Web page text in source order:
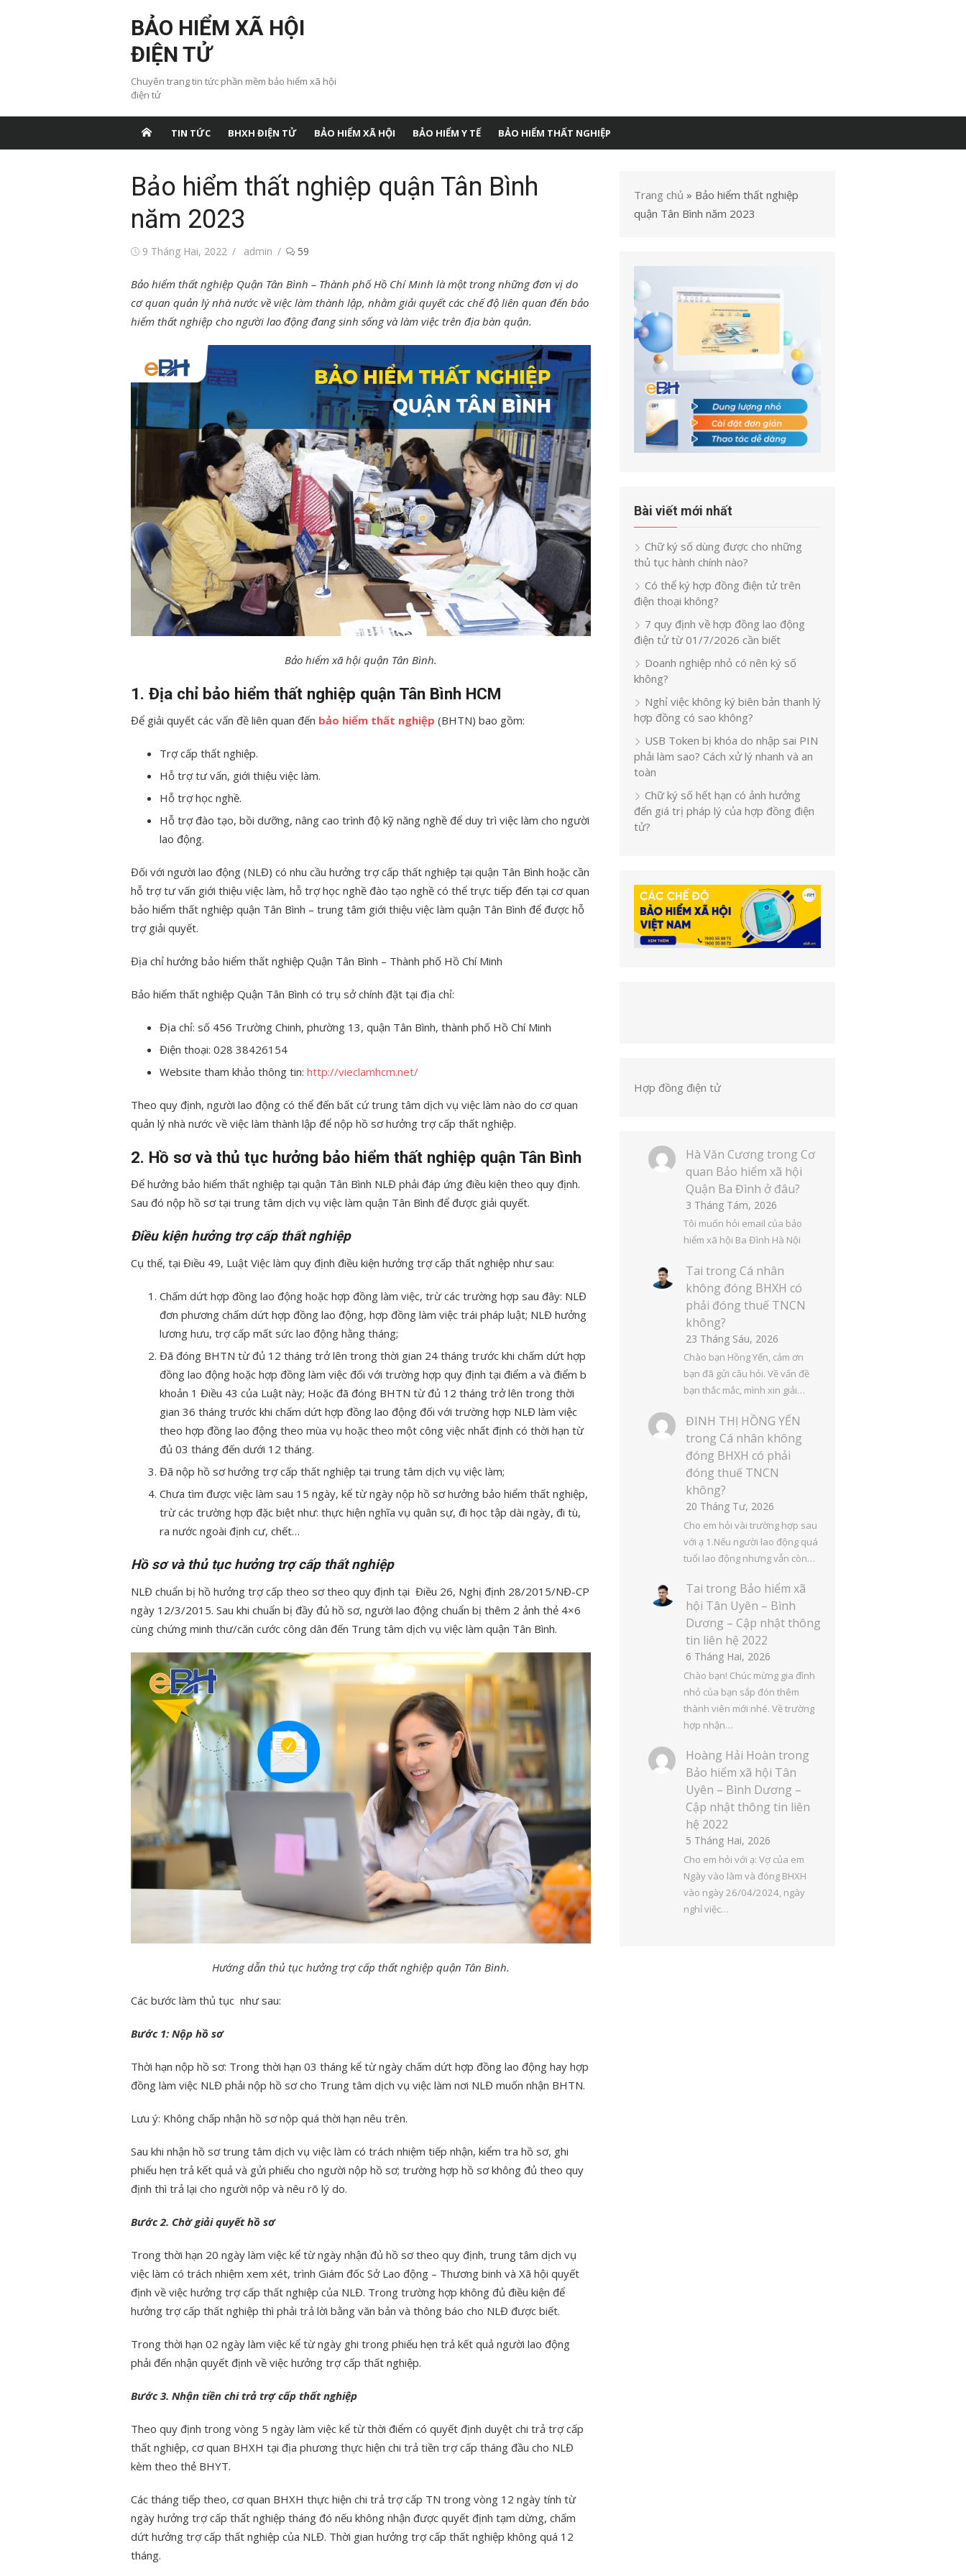
BẢO HIỂM XÃ HỘI
ĐIỆN TỬ
Chuyên trang tin tức phần mềm bảo hiểm xã hội
điện tử
TIN TỨC BHXH ĐIỆN TỬ BẢO HIỂM XÃ HỘI BẢO HIỂM Y TẾ BẢO HIỂM THẤT NGHIỆP
Bảo hiểm thất nghiệp quận Tân Bình
năm 2023
Đăng9 Tháng Hai, 2022
Tác
admin 59
Bảo hiểm thất nghiệp Quận Tân Bình – Thành phố Hồ Chí Minh là một trong những đơn vị do
cơ quan quản lý nhà nước về việc làm thành lập, nhằm giải quyết các chế độ liên quan đến bảo
hiểm thất nghiệp cho người lao động đang sinh sống và làm việc trên địa bàn quận.
Bảo hiểm xã hội quận Tân Bình.
1. Địa chỉ bảo hiểm thất nghiệp quận Tân Bình HCM
Để giải quyết các vấn đề liên quan đến bảo hiểm thất nghiệp (BHTN) bao gồm:
Trợ cấp thất nghiệp.
Hỗ trợ tư vấn, giới thiệu việc làm.
Hỗ trợ học nghề.
Hỗ trợ đào tạo, bồi dưỡng, nâng cao trình độ kỹ năng nghề để duy trì việc làm cho người
lao động.
Đối với người lao động (NLĐ) có nhu cầu hưởng trợ cấp thất nghiệp tại quận Tân Bình hoặc cần
hỗ trợ tư vấn giới thiệu việc làm, hỗ trợ học nghề đào tạo nghề có thể trực tiếp đến tại cơ quan
bảo hiểm thất nghiệp quận Tân Bình – trung tâm giới thiệu việc làm quận Tân Bình để được hỗ
trợ giải quyết.
Địa chỉ hưởng bảo hiểm thất nghiệp Quận Tân Bình – Thành phố Hồ Chí Minh
Bảo hiểm thất nghiệp Quận Tân Bình có trụ sở chính đặt tại địa chỉ:
Địa chỉ: số 456 Trường Chinh, phường 13, quận Tân Bình, thành phố Hồ Chí Minh
Điện thoại: 028 38426154
Website tham khảo thông tin: http://vieclamhcm.net/
Theo quy định, người lao động có thể đến bất cứ trung tâm dịch vụ việc làm nào do cơ quan
quản lý nhà nước về việc làm thành lập để nộp hồ sơ hưởng trợ cấp thất nghiệp.
2. Hồ sơ và thủ tục hưởng bảo hiểm thất nghiệp quận Tân Bình
Để hưởng bảo hiểm thất nghiệp tại quận Tân Bình NLĐ phải đáp ứng điều kiện theo quy định.
Sau đó nộp hồ sơ tại trung tâm dịch vụ việc làm quận Tân Bình để được giải quyết.
Điều kiện hưởng trợ cấp thất nghiệp
Cụ thể, tại Điều 49, Luật Việc làm quy định điều kiện hưởng trợ cấp thất nghiệp như sau:
Chấm dứt hợp đồng lao động hoặc hợp đồng làm việc, trừ các trường hợp sau đây: NLĐ
đơn phương chấm dứt hợp đồng lao động, hợp đồng làm việc trái pháp luật; NLĐ hưởng
lương hưu, trợ cấp mất sức lao động hằng tháng;
Đã đóng BHTN từ đủ 12 tháng trở lên trong thời gian 24 tháng trước khi chấm dứt hợp
đồng lao động hoặc hợp đồng làm việc đối với trường hợp quy định tại điểm a và điểm b
khoản 1 Điều 43 của Luật này; Hoặc đã đóng BHTN từ đủ 12 tháng trở lên trong thời
gian 36 tháng trước khi chấm dứt hợp đồng lao động đối với trường hợp NLĐ làm việc
theo hợp đồng lao động theo mùa vụ hoặc theo một công việc nhất định có thời hạn từ
đủ 03 tháng đến dưới 12 tháng.
Đã nộp hồ sơ hưởng trợ cấp thất nghiệp tại trung tâm dịch vụ việc làm;
Chưa tìm được việc làm sau 15 ngày, kể từ ngày nộp hồ sơ hưởng bảo hiểm thất nghiệp,
trừ các trường hợp đặc biệt như: thực hiện nghĩa vụ quân sự, đi học tập dài ngày, đi tù,
ra nước ngoài định cư, chết…
Hồ sơ và thủ tục hưởng trợ cấp thất nghiệp
NLĐ chuẩn bị hồ hưởng trợ cấp theo sơ theo quy định tại Điều 26, Nghị định 28/2015/NĐ-CP
ngày 12/3/2015. Sau khi chuẩn bị đầy đủ hồ sơ, người lao động chuẩn bị thêm 2 ảnh thẻ 4×6
cùng chứng minh thư/căn cước công dân đến Trung tâm dịch vụ việc làm quận Tân Bình.
Hướng dẫn thủ tục hưởng trợ cấp thất nghiệp quận Tân Bình.
Các bước làm thủ tục như sau:
Bước 1: Nộp hồ sơ
Thời hạn nộp hồ sơ: Trong thời hạn 03 tháng kể từ ngày chấm dứt hợp đồng lao động hay hợp
đồng làm việc NLĐ phải nộp hồ sơ cho Trung tâm dịch vụ việc làm nơi NLĐ muốn nhận BHTN.
Lưu ý: Không chấp nhận hồ sơ nộp quá thời hạn nêu trên.
Sau khi nhận hồ sơ trung tâm dịch vụ việc làm có trách nhiệm tiếp nhận, kiểm tra hồ sơ, ghi
phiếu hẹn trả kết quả và gửi phiếu cho người nộp hồ sơ; trường hợp hồ sơ không đủ theo quy
định thì trả lại cho người nộp và nêu rõ lý do.
Bước 2. Chờ giải quyết hồ sơ
Trong thời hạn 20 ngày làm việc kể từ ngày nhận đủ hồ sơ theo quy định, trung tâm dịch vụ
việc làm có trách nhiệm xem xét, trình Giám đốc Sở Lao động – Thương binh và Xã hội quyết
định về việc hưởng trợ cấp thất nghiệp của NLĐ. Trong trường hợp không đủ điều kiện để
hưởng trợ cấp thất nghiệp thì phải trả lời bằng văn bản và thông báo cho NLĐ được biết.
Trong thời hạn 02 ngày làm việc kể từ ngày ghi trong phiếu hẹn trả kết quả người lao động
phải đến nhận quyết định về việc hưởng trợ cấp thất nghiệp.
Bước 3. Nhận tiền chi trả trợ cấp thất nghiệp
Theo quy định trong vòng 5 ngày làm việc kể từ thời điểm có quyết định duyệt chi trả trợ cấp
thất nghiệp, cơ quan BHXH tại địa phương thực hiện chi trả tiền trợ cấp tháng đầu cho NLĐ
kèm theo thẻ BHYT.
Các tháng tiếp theo, cơ quan BHXH thực hiện chi trả trợ cấp TN trong vòng 12 ngày tính từ
ngày hưởng trợ cấp thất nghiệp tháng đó nếu không nhận được quyết định tạm dừng, chấm
dứt hưởng trợ cấp thất nghiệp của NLĐ. Thời gian hưởng trợ cấp thất nghiệp không quá 12
tháng.
Trang chủ » Bảo hiểm thất nghiệp
quận Tân Bình năm 2023
Bài viết mới nhất
Chữ ký số dùng được cho những
thủ tục hành chính nào?
Có thể ký hợp đồng điện tử trên
điện thoại không?
7 quy định về hợp đồng lao động
điện tử từ 01/7/2026 cần biết
Doanh nghiệp nhỏ có nên ký số
không?
Nghỉ việc không ký biên bản thanh lý
hợp đồng có sao không?
USB Token bị khóa do nhập sai PIN
phải làm sao? Cách xử lý nhanh và an
toàn
Chữ ký số hết hạn có ảnh hưởng
đến giá trị pháp lý của hợp đồng điện
tử?
Hợp đồng điện tử
Hà Văn Cương trong Cơ
quan Bảo hiểm xã hội
Quận Ba Đình ở đâu?
3 Tháng Tám, 2026
Tôi muốn hỏi email của bảo
hiểm xã hội Ba Đình Hà Nội
Tai trong Cá nhân
không đóng BHXH có
phải đóng thuế TNCN
không?
23 Tháng Sáu, 2026
Chào bạn Hồng Yến, cảm ơn
bạn đã gửi câu hỏi. Về vấn đề
bạn thắc mắc, mình xin giải…
ĐINH THỊ HỒNG YẾN
trong Cá nhân không
đóng BHXH có phải
đóng thuế TNCN
không?
20 Tháng Tư, 2026
Cho em hỏi vài trường hợp sau
với ạ 1.Nếu người lao động quá
tuổi lao động nhưng vẫn còn…
Tai trong Bảo hiểm xã
hội Tân Uyên – Bình
Dương – Cập nhật thông
tin liên hệ 2022
6 Tháng Hai, 2026
Chào bạn! Chúc mừng gia đình
nhỏ của bạn sắp đón thêm
thành viên mới nhé. Về trường
hợp nhận…
Hoàng Hải Hoàn trong
Bảo hiểm xã hội Tân
Uyên – Bình Dương –
Cập nhật thông tin liên
hệ 2022
5 Tháng Hai, 2026
Cho em hỏi với ạ: Vợ của em
Ngày vào làm và đóng BHXH
vào ngày 26/04/2024, ngày
nghỉ việc…